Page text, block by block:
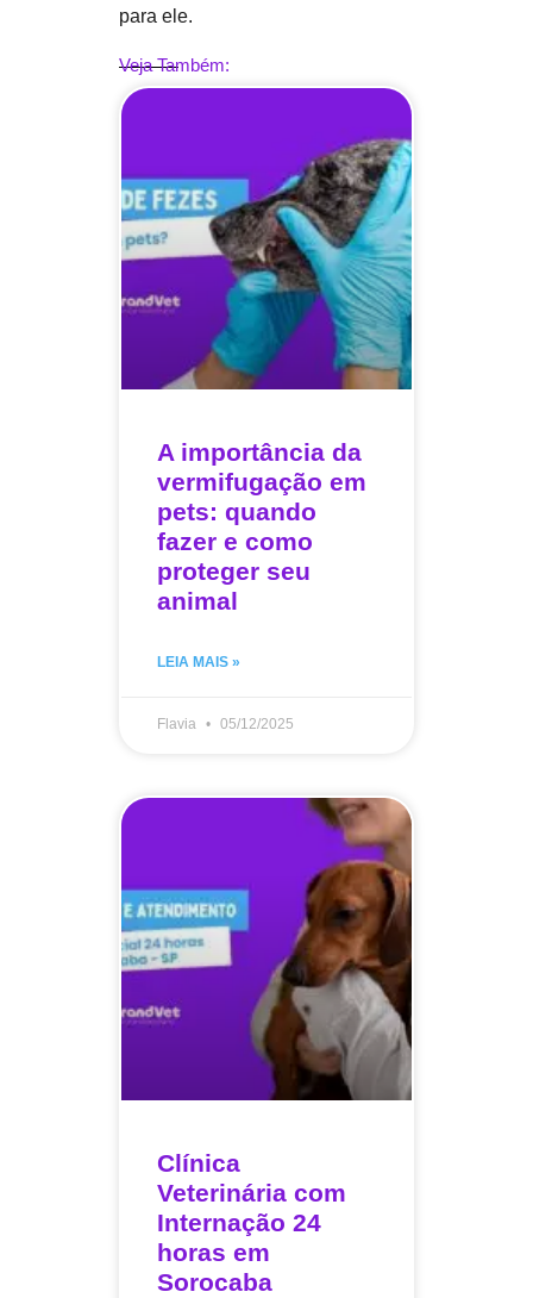
para ele.
Veja Também:
A importância da
vermifugação em
pets: quando
fazer e como
proteger seu
animal
LEIA MAIS »
Flavia 05/12/2025
Clínica
Veterinária com
Internação 24
horas em
Sorocaba